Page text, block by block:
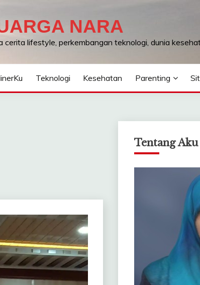
NARA
lifestyle, perkembangan teknologi, dunia
Teknologi Kesehatan Parenting
Tentang Aku